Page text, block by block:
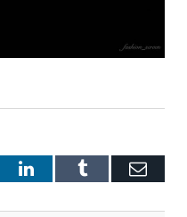
LinkedInTumblr